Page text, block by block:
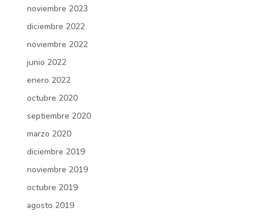
noviembre 2023
diciembre 2022
noviembre 2022
junio 2022
enero 2022
octubre 2020
septiembre 2020
marzo 2020
diciembre 2019
noviembre 2019
octubre 2019
agosto 2019